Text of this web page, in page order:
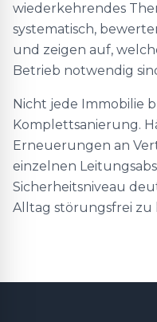
wiederkehrendes
systematisch,
und zeigen auf,
Betrieb notwendig
Nicht jede Immobilie
Komplettsanierung.
Erneuerungen an
einzelnen
Sicherheitsniveau
Alltag störungsfrei zu